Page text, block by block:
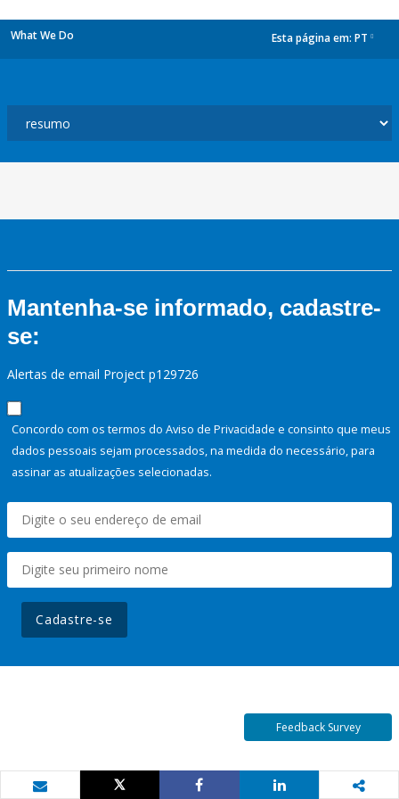
What We Do Esta página em: PT
Mantenha-se informado, cadastre-
se:
Alertas de email Project p129726
Concordo com os termos do Aviso de Privacidade e consinto que meus
dados pessoais sejam processados, na medida do necessário, para
assinar as atualizações selecionadas.
Cadastre-se
Feedback Survey